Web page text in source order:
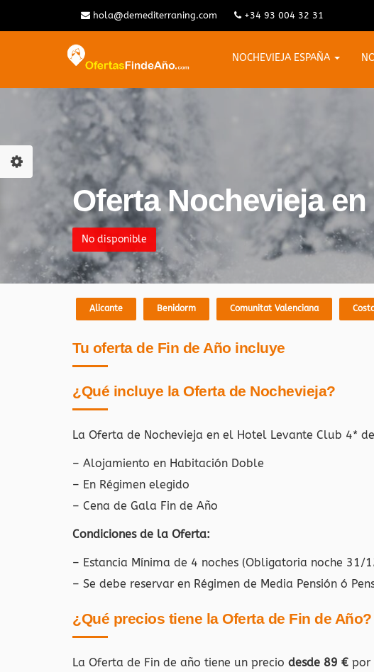
hola@demediterraning.com +34 93 004 32 31
NOCHEVIEJA ESPAÑA
Oferta Nochevieja
No disponible
Alicante Benidorm Comunitat Valenciana
Tu oferta de Fin de Año incluye
¿Qué incluye la Oferta de Nochevieja?
La Oferta de Nochevieja en el Hotel Levante Club 4*
– Alojamiento en Habitación Doble
– En Régimen elegido
– Cena de Gala Fin de Año
Condiciones de la Oferta:
– Estancia Mínima de 4 noches (Obligatoria noche 31/
– Se debe reservar en Régimen de Media Pensión ó
¿Qué precios tiene la Oferta de Fin de Año?
La Oferta de Fin de año tiene un precio desde 89 € por